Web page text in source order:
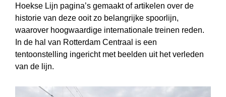
Hoekse Lijn pagina’s gemaakt of artikelen over de
historie van deze ooit zo belangrijke spoorlijn,
waarover hoogwaardige internationale treinen reden.
In de hal van Rotterdam Centraal is een
tentoonstelling ingericht met beelden uit het verleden
van de lijn.